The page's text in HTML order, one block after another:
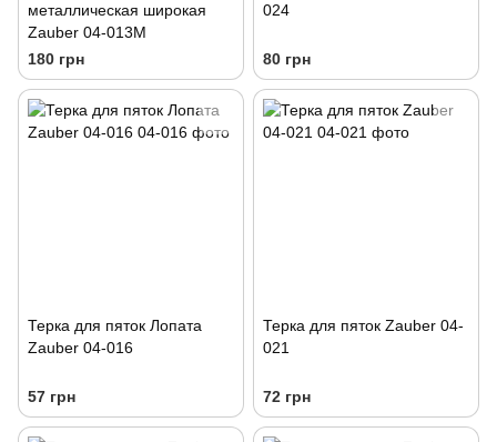
металлическая широкая
Zauber 04-013M
180 грн
024
80 грн
Терка для пяток Лопата
Zauber 04-016
57 грн
Терка для пяток Zauber 04-
021
72 грн